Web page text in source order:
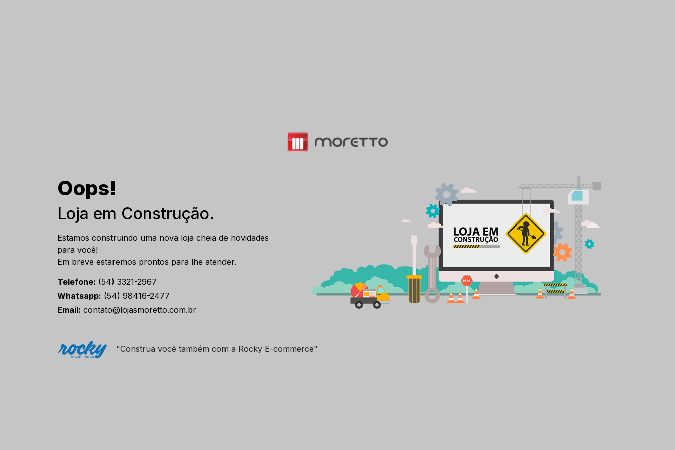
Oops!
Loja em Construção.
Estamos construindo uma nova loja cheia de novidades
para você!
Em breve estaremos prontos para lhe atender.
Telefone: (54) 3321-2967
Whatsapp: (54) 98416-2477
Email: contato@lojasmoretto.com.br
"Construa você também com a Rocky E-commerce"